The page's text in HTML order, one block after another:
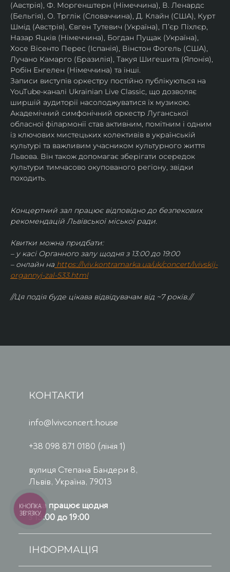
(Австрія), Ф. Моргенштерн (Німеччина), В. Ленардс
(Бельгія), О. Трглік (Словаччина), Д. Клайн (США), Курт
Шмід (Австрія), Євген Тутевич (Україна), П’єр Піхлєр,
Назар Яцків (Німеччина), Богдан Пущак (Україна),
Хосе Вісенто Перес (Іспанія), Вінстон Фогель (США),
Лучано Камарго (Бразилія), Такуя Шигешита (Японія),
Робін Енгелен (Німеччина) та інші.
Записи виступів оркестру постійно публікуються на
YouTube-каналі Ukrainian Live Classic, що дозволяє
ширшій аудиторії насолоджуватися їх музикою​.
Академічний симфонічний оркестр Луганської
обласної філармонії став активним, помітним і одним
із ключових мистецьких колективів в українській
культурі та важливим учасником культурного життя
Львова. Він також допомагає зберігати осередок
культури тимчасово окупованого регіону, звідки
походить.
Концертний зал працює відповідно до безпекових
рекомендацій Львівської міської ради.
Квитки можна придбати:
– у касі Органного залу щодня з 13:00 до 19:00
– онлайн на https://lviv.kontramarka.ua/uk/concert/lvivskij-
organnyj-zal-533.html
//Ця подія буде цікава відвідувачам від ~7 років.//
КОНТАКТИ
info@lvivconcert.house
+38 098 871 0180 (лінія 1)
вулиця Степана Бандери 8,
Львів, Україна, 79013
Каса працює щодня
з 13:00 до 19:00
ІНФОРМАЦІЯ
КНОПКА
ЗВ'ЯЗКУ